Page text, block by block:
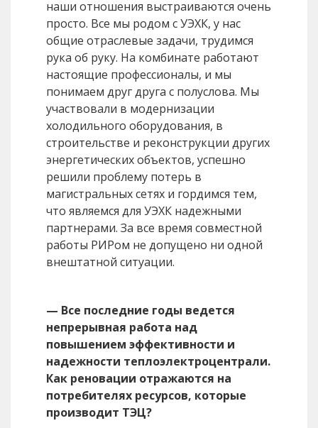
наши отношения выстраиваются очень
просто. Все мы родом с УЭХК, у нас
общие отраслевые задачи, трудимся
рука об руку. На комбинате работают
настоящие профессионалы, и мы
понимаем друг друга с полуслова. Мы
участвовали в модернизации
холодильного оборудования, в
строительстве и реконструкции других
энергетических объектов, успешно
решили проблему потерь в
магистральных сетях и гордимся тем,
что являемся для УЭХК надежными
партнерами. За все время совместной
работы РИРом не допущено ни одной
внештатной ситуации.
— Все последние годы ведется
непрерывная работа над
повышением эффективности и
надежности теплоэлектроцентрали.
Как реновации отражаются на
потребителях ресурсов, которые
производит ТЭЦ?